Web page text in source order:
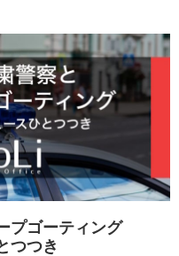
プゴーティング
つつき